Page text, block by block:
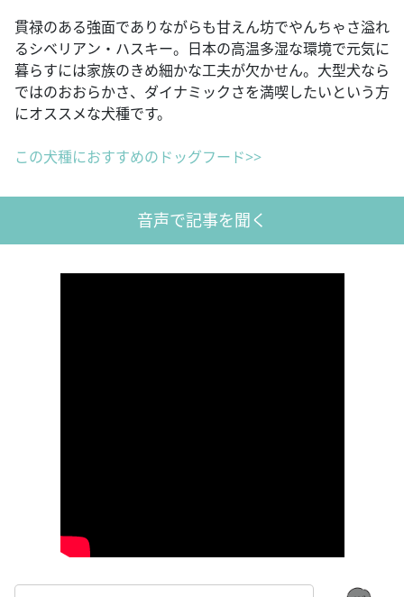
貫禄のある強面でありながらも甘えん坊でやんちゃさ溢れ
るシベリアン・ハスキー。日本の高温多湿な環境で元気に
暮らすには家族のきめ細かな工夫が欠かせん。大型犬なら
ではのおおらかさ、ダイナミックさを満喫したいという方
にオススメな犬種です。
この犬種におすすめのドッグフード>>
音声で記事を聞く